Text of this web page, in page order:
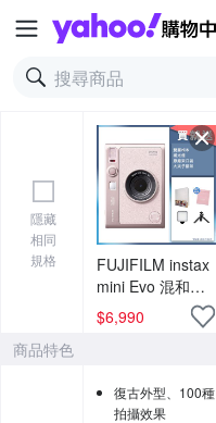
隱藏
相同
規格
FUJIFILM instax
mini Evo 混和式
數位拍立得相機
公司貨 EVO 玫瑰
$6,990
商品特色
復古外型、100種
拍攝效果